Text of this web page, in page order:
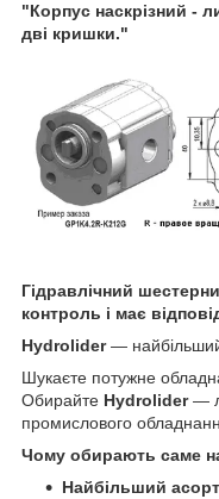
"Корпус наскрізний -
дві кришки."
Гідравлічний
контроль і має
Hydrolider— найбільший
Шукаєте потужне
Обирайте Hydrolider—
промислового
Чому обирають саме
Найбільший